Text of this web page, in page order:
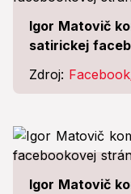
Igor Matovič
satirickej
Zdroj:
Igor Matovič